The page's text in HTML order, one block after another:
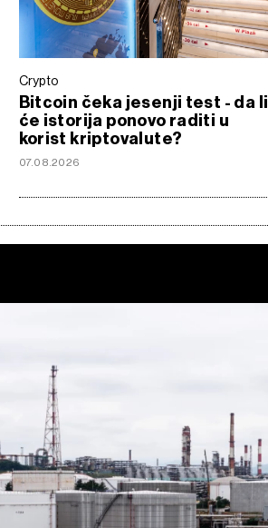
Crypto
Bitcoin čeka jesenji test - da li
će istorija ponovo raditi u
korist kriptovalute?
07.08.2026